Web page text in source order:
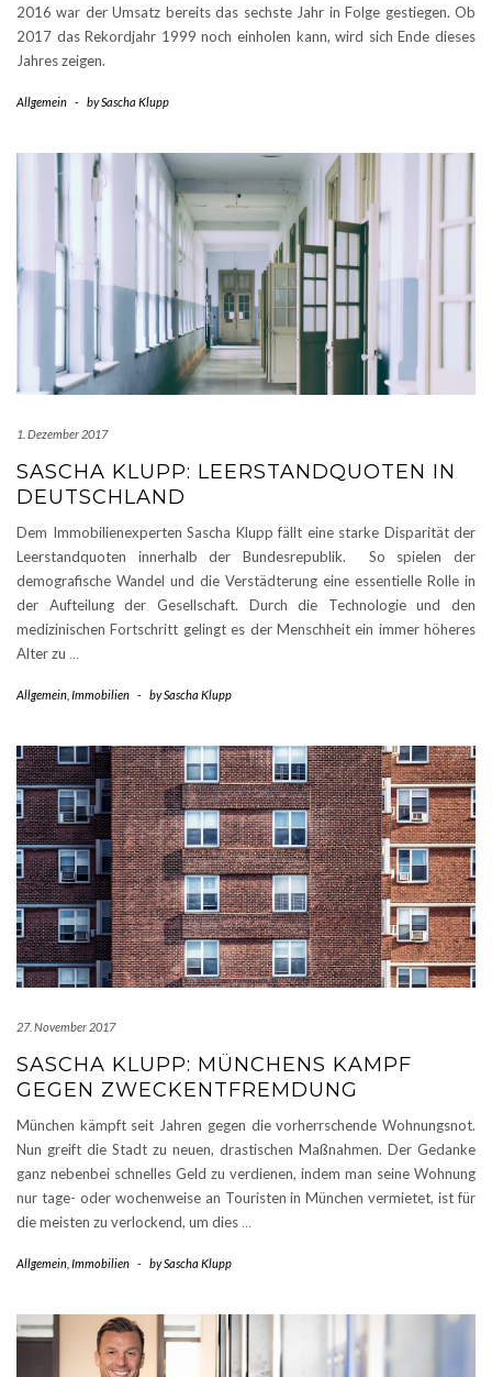
2016 war der Umsatz bereits das sechste Jahr in Folge gestiegen. Ob
2017 das Rekordjahr 1999 noch einholen kann, wird sich Ende dieses
Jahres zeigen.
Allgemein - bySascha Klupp
1. Dezember 2017
SASCHA KLUPP: LEERSTANDQUOTEN IN
DEUTSCHLAND
Dem Immobilienexperten Sascha Klupp fällt eine starke Disparität der
Leerstandquoten innerhalb der Bundesrepublik. So spielen der
demografische Wandel und die Verstädterung eine essentielle Rolle in
der Aufteilung der Gesellschaft. Durch die Technologie und den
medizinischen Fortschritt gelingt es der Menschheit ein immer höheres
Alter zu …
Allgemein Immobilien - bySascha Klupp
27. November 2017
SASCHA KLUPP: MÜNCHENS KAMPF
GEGEN ZWECKENTFREMDUNG
München kämpft seit Jahren gegen die vorherrschende Wohnungsnot.
Nun greift die Stadt zu neuen, drastischen Maßnahmen. Der Gedanke
ganz nebenbei schnelles Geld zu verdienen, indem man seine Wohnung
nur tage- oder wochenweise an Touristen in München vermietet, ist für
die meisten zu verlockend, um dies…
Allgemein Immobilien - bySascha Klupp